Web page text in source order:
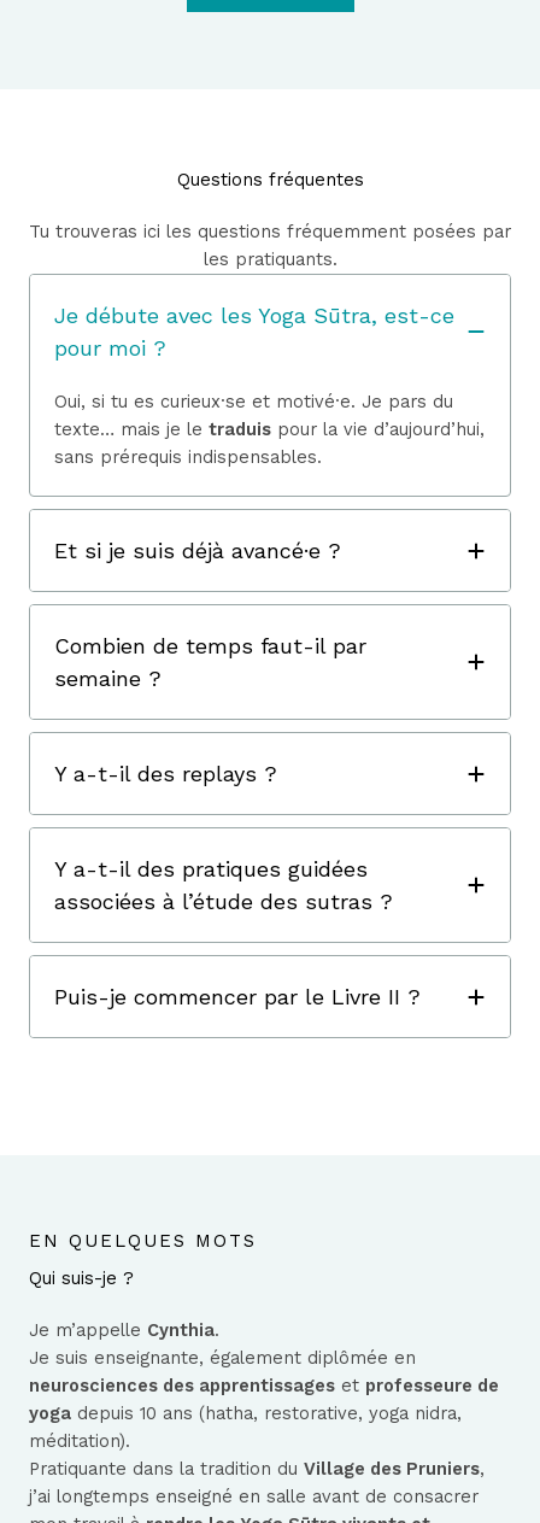
Questions fréquentes
Tu trouveras ici les questions fréquemment posées par
les pratiquants.
Je débute avec les Yoga Sūtra, est-ce
pour moi ?
Oui, si tu es curieux·se et motivé·e. Je pars du
texte… mais je le traduis pour la vie d’aujourd’hui,
sans prérequis indispensables.
Et si je suis déjà avancé·e ?
Combien de temps faut-il par
semaine ?
Y a-t-il des replays ?
Y a-t-il des pratiques guidées
associées à l’étude des sutras ?
Puis-je commencer par le Livre II ?
EN QUELQUES MOTS
Qui suis-je ?
Je m’appelle Cynthia.
Je suis enseignante, également diplômée en
neurosciences des apprentissages et professeure de
yoga depuis 10 ans (hatha, restorative, yoga nidra,
méditation).
Pratiquante dans la tradition du Village des Pruniers,
j’ai longtemps enseigné en salle avant de consacrer